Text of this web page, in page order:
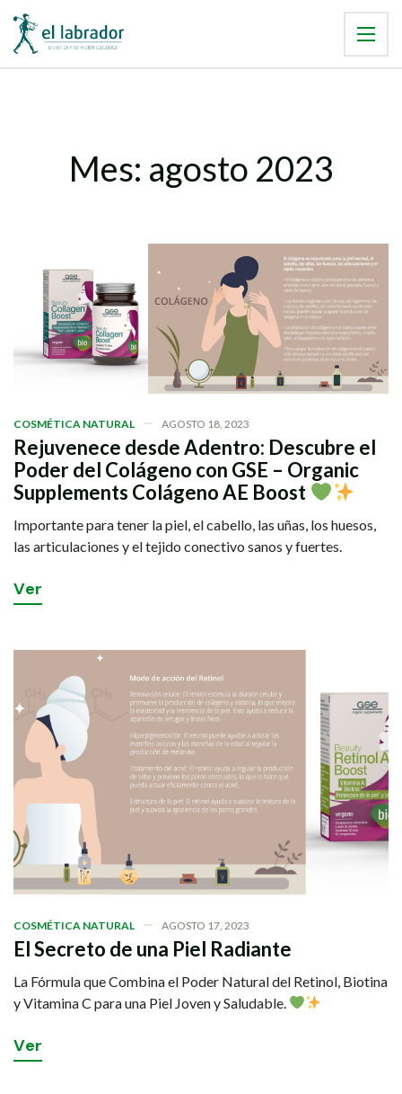
Mes: agosto 2023
COSMÉTICA NATURAL AGOSTO 18, 2023
Rejuvenece desde Adentro: Descubre el
Poder del Colágeno con GSE – Organic
Supplements Colágeno AE Boost
Importante para tener la piel, el cabello, las uñas, los huesos,
las articulaciones y el tejido conectivo sanos y fuertes.
Ver
COSMÉTICA NATURAL AGOSTO 17, 2023
El Secreto de una Piel Radiante
La Fórmula que Combina el Poder Natural del Retinol, Biotina
y Vitamina C para una Piel Joven y Saludable.
Ver